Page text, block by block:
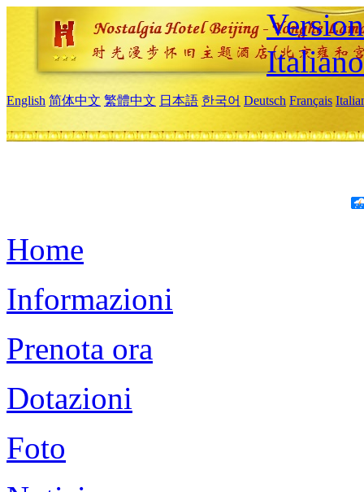
Italiano
English 简体中文 繁體中文 日本語 한국어 Deutsch Français
Home
Informazioni
Prenota ora
Dotazioni
Foto